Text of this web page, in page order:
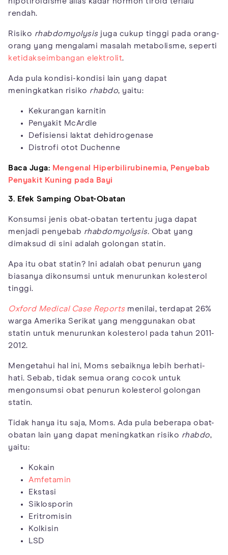
rendah.
Risiko rhabdomyolysisjuga cukup tinggi pada orang-
orang yang mengalami masalah metabolisme, seperti
ketidakseimbangan elektrolit.
Ada pula kondisi-kondisi lain yang dapat
meningkatkan risiko rhabdo, yaitu:
Kekurangan karnitin
Penyakit McArdle
Defisiensi laktat dehidrogenase
Distrofi otot Duchenne
Baca Juga: Mengenal Hiperbilirubinemia, Penyebab
Penyakit Kuning pada Bayi
3. Efek Samping Obat-Obatan
Konsumsi jenis obat-obatan tertentu juga dapat
menjadi penyebab rhabdomyolysis. Obat yang
dimaksud di sini adalah golongan statin.
Apa itu obat statin? Ini adalah obat penurun yang
biasanya dikonsumsi untuk menurunkan kolesterol
tinggi.
Oxford Medical Case Reportsmenilai, terdapat 26%
warga Amerika Serikat yang menggunakan obat
statin untuk menurunkan kolesterol pada tahun 2011-
2012.
Mengetahui hal ini, Moms sebaiknya lebih berhati-
hati. Sebab, tidak semua orang cocok untuk
mengonsumsi obat penurun kolesterol golongan
statin.
Tidak hanya itu saja, Moms. Ada pula beberapa obat-
obatan lain yang dapat meningkatkan risiko rhabdo,
yaitu:
Kokain
Amfetamin
Ekstasi
Siklosporin
Eritromisin
Kolkisin
LSD